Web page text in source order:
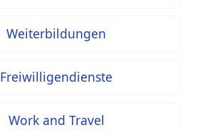
Weiterbildungen
Freiwilligendienste
Work and Travel